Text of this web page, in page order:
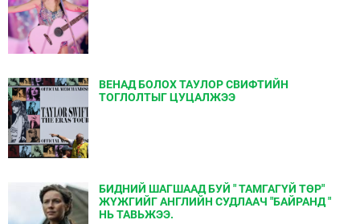
ВЕНАД БОЛОХ ТАУЛОР СВИФТИЙН
ТОГЛОЛТЫГ ЦУЦАЛЖЭЭ
БИДНИЙ ШАГШААД БУЙ " ТАМГАГҮЙ ТӨР"
ЖҮЖГИЙГ АНГЛИЙН СУДЛААЧ "БАЙРАНД "
НЬ ТАВЬЖЭЭ.